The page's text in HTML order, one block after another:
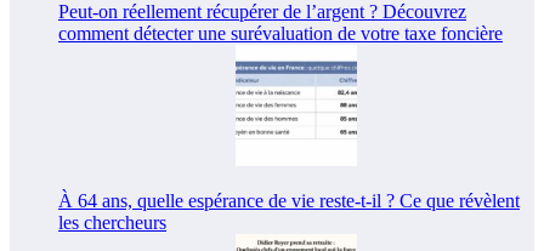
Peut-on réellement récupérer de l’argent ? Découvrez
comment détecter une surévaluation de votre taxe foncière
À 64 ans, quelle espérance de vie reste-t-il ? Ce que révèlent
les chercheurs